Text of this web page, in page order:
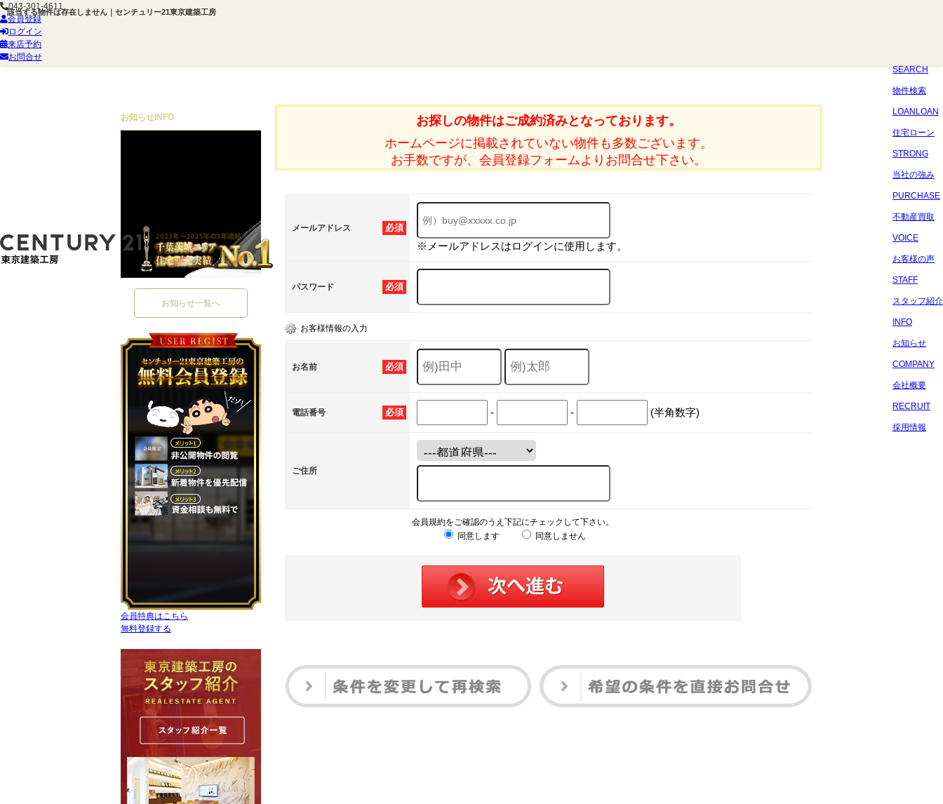
該当する物件は存在しません｜センチュリー21東京建築工房
043-301-4611
会員登録
ログイン
来店予約
お問合せ
SEARCH
物件検索
LOANLOAN
住宅ローン
STRONG
当社の強み
PURCHASE
不動産買取
VOICE
お客様の声
STAFF
スタッフ紹介
INFO
お知らせ
COMPANY
会社概要
RECRUIT
採用情報
お探しの物件はご成約済みとなっております。
ホームページに掲載されていない物件も多数ございます。
お手数ですが、会員登録フォームよりお問合せ下さい。
必須
メールアドレス
※メールアドレスはログインに使用します。
必須
パスワード
お客様情報の入力
必須
お名前
必須
電話番号 - - (半角数字)
ご住所
会員規約をご確認のうえ下記にチェックして下さい。
同意します
同意しません
お知らせ INFO
お知らせ一覧へ
会員特典はこちら
無料登録する